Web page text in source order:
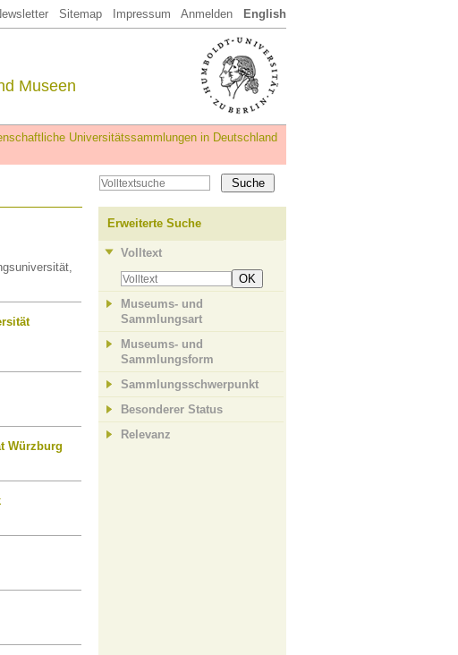
Sitemap Impressum Anmelden English
Museen
Universitätssammlungen in Deutschland
Würzburg
Erweiterte Suche
Volltext
OK
Museums- und
Sammlungsart
Museums- und
Sammlungsform
Sammlungsschwerpunkt
Besonderer Status
Relevanz